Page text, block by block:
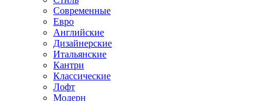
Современные
Евро
Английские
Дизайнерские
Итальянские
Кантри
Классические
Лофт
Модерн